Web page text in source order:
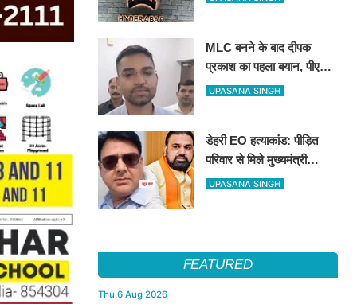
MLC बनने के बाद दीपक
प्रकाश का पहला बयान, पीएम
मोदी से लेकर उपेंद्र कुशवाहा
UPASANA SINGH
डेहरी EO हत्याकांड: पीड़ित
परिवार से मिले मुख्यमंत्री
सम्राट चौधरी, बोले– दोषियों को
UPASANA SINGH
FEATURED
Thu,6 Aug 2026